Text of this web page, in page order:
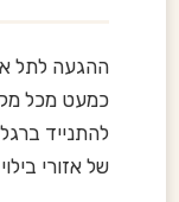
ההגעה לתל
כמעט מכל
להתנייד
של אזורי